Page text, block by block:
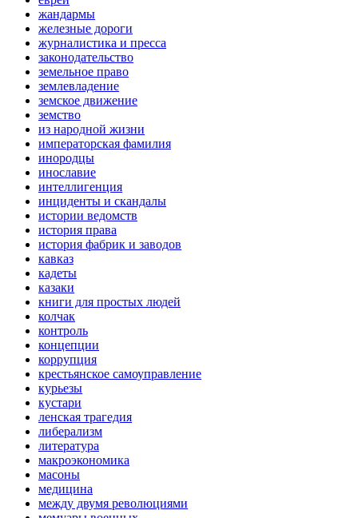
жандармы
железные дороги
журналистика и пресса
законодательство
земельное право
землевладение
земское движение
земство
из народной жизни
императорская фамилия
инородцы
инославие
интеллигенция
инциденты и скандалы
истории ведомств
история права
история фабрик и заводов
кавказ
кадеты
казаки
книги для простых людей
колчак
контроль
концепции
коррупция
крестьянское самоуправление
курьезы
кустари
ленская трагедия
либерализм
литература
макроэкономика
масоны
медицина
между двумя революциями